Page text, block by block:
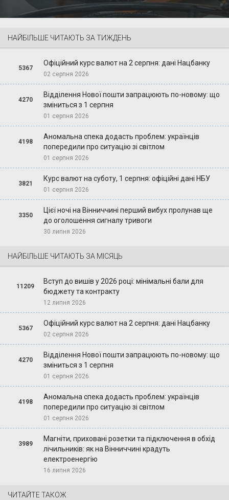
НАЙБІЛЬШЕ ЧИТАЮТЬ ЗА ТИЖДЕНЬ
5367
Офіційний курс валют на 2 серпня: дані Нацбанку
02 серпня 2026
4270
Відділення Нової пошти запрацюють по-новому: що
зміниться з 1 серпня
01 серпня 2026
4198
Аномальна спека додасть проблем: українців
попередили про ситуацію зі світлом
01 серпня 2026
3821
Курс валют на суботу, 1 серпня: офіційні дані НБУ
01 серпня 2026
3350
Цієї ночі на Вінниччині перший вибух пролунав ще
до оголошення сигналу тривоги
30 липня 2026
НАЙБІЛЬШЕ ЧИТАЮТЬ ЗА МІСЯЦЬ
11209
Вступ до вишів у 2026 році: мінімальні бали для
бюджету та контракту
12 липня 2026
5367
Офіційний курс валют на 2 серпня: дані Нацбанку
02 серпня 2026
4270
Відділення Нової пошти запрацюють по-новому: що
зміниться з 1 серпня
01 серпня 2026
4198
Аномальна спека додасть проблем: українців
попередили про ситуацію зі світлом
01 серпня 2026
3989
Магніти, приховані розетки та підключення в обхід
лічильників: як на Вінниччині крадуть
електроенергію
16 липня 2026
ЧИТАЙТЕ ТАКОЖ